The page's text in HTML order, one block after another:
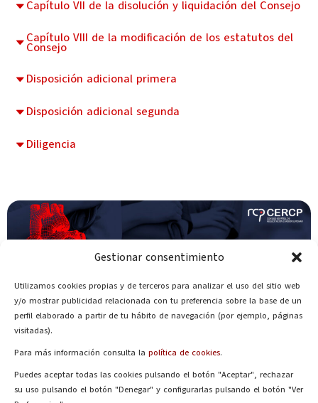
Gestionar consentimiento
Utilizamos cookies propias y de terceros para analizar el uso del sitio web
y/o mostrar publicidad relacionada con tu preferencia sobre la base de un
perfil elaborado a partir de tu hábito de navegación (por ejemplo, páginas
visitadas).
Para más información consulta la política de cookies.
Puedes aceptar todas las cookies pulsando el botón "Aceptar", rechazar
su uso pulsando el botón "Denegar" y configurarlas pulsando el botón "Ver
Capítulo VII de la disolución y liquidación del Consejo
Capítulo VIII de la modificación de los estatutos del
Consejo
Disposición adicional primera
Disposición adicional segunda
Diligencia
Síguenos en redes: